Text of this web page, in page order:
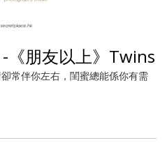
《朋友以上》Twins
常伴你左右，閨蜜總能係你有需